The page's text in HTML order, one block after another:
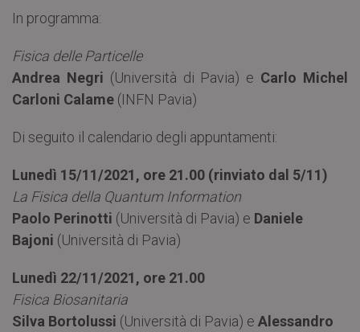
In programma:
Fisica delle Particelle
Andrea Negri (Università di Pavia) e Carlo Michel
Carloni Calame (INFN Pavia)
Di seguito il calendario degli appuntamenti:
Lunedì 15/11/2021, ore 21.00 (rinviato dal 5/11)
La Fisica della Quantum Information
Paolo Perinotti (Università di Pavia) e Daniele
Bajoni (Università di Pavia)
Lunedì 22/11/2021, ore 21.00
Fisica Biosanitaria
Silva Bortolussi (Università di Pavia) e Alessandro